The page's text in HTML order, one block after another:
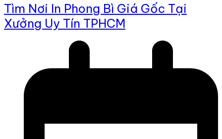
Tìm Nơi In Phong Bì Giá Gốc Tại
Xưởng Uy Tín TPHCM